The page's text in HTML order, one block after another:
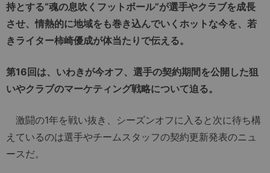
持とする“魂の息吹くフットボール”が選手やクラブを成長
させ、情熱的に地域をも巻き込んでいくホットな今を、若
きライター柿崎優成が体当たりで伝える。
第16回は、いわきが今オフ、選手の契約期間を公開した狙
いやクラブのマーケティング戦略について迫る。
激闘の1年を戦い抜き、シーズンオフに入ると次に待ち構
えているのは選手やチームスタッフの契約更新発表のニュ
ースだ。